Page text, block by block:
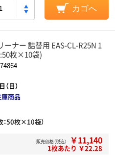
カゴへ
ーナー 詰替用 EAS-CL-R25N 1
枚×10袋)
日）
商品
：50枚×10袋）
販売価格（税込） ￥11,140
1枚あたり ￥22.28